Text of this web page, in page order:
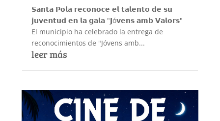
𝗦𝗮𝗻𝘁𝗮 𝗣𝗼𝗹𝗮 𝗿𝗲𝗰𝗼𝗻𝗼𝗰𝗲 𝗲𝗹 𝘁𝗮𝗹𝗲𝗻𝘁𝗼 𝗱𝗲 𝘀𝘂
𝗷𝘂𝘃𝗲𝗻𝘁𝘂𝗱 𝗲𝗻 𝗹𝗮 𝗴𝗮𝗹𝗮 "𝗝ó𝘃𝗲𝗻𝘀 𝗮𝗺𝗯 𝗩𝗮𝗹𝗼𝗿𝘀"
El municipio ha celebrado la entrega de
reconocimientos de "Jóvens amb...
leer más